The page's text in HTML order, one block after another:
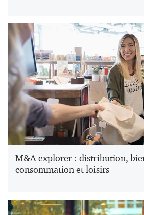
M&A explorer : distribution,
consommation et loisirs